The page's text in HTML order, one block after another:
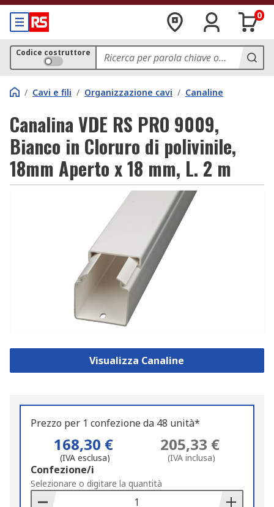
0
Codice costruttore
/ Cavi e fili / Organizzazione cavi / Canaline
Canalina VDE RS PRO 9009,
Bianco in Cloruro di polivinile,
18mm Aperto x 18 mm, L. 2 m
Visualizza Canaline
Prezzo per 1 confezione da 48 unità*
168,30 €
(IVA esclusa)
205,33 €
(IVA inclusa)
Add
to
Basket
Confezione/i
Selezionare o digitare la quantità